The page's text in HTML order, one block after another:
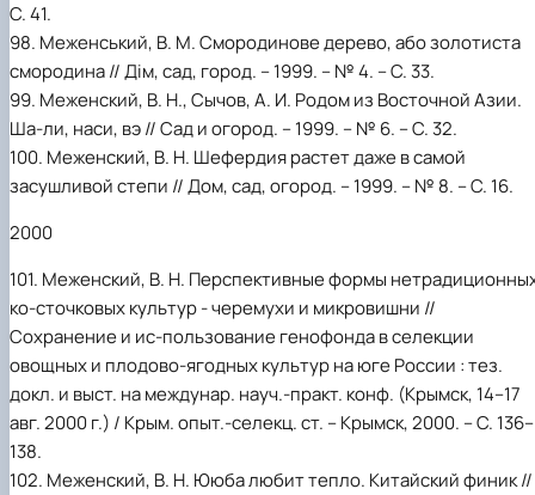
С. 41.
98. Меженський, В. М. Смородинове дерево, або золотиста
смородина // Дім, сад, город. – 1999. – № 4. – С. 33.
99. Меженский, В. Н., Сычов, А. И. Родом из Восточной Азии.
Ша-ли, наси, вэ // Сад и огород. – 1999. – № 6. – С. 32.
100. Меженский, В. Н. Шефердия растет даже в самой
засушливой степи // Дом, сад, огород. – 1999. – № 8. – С. 16.
2000
101. Меженский, В. Н. Перспективные формы
ко-сточковых культур - черемухи и микровишни //
Сохранение и ис-пользование генофонда в селекции
овощных и плодово-ягодных культур на юге России : тез.
докл. и выст. на междунар. науч.-практ. конф. (Крымск, 14–17
авг. 2000 г.) / Крым. опыт.-селекц. ст. – Крымск, 2000. – С. 136–
138.
102. Меженский, В. Н. Ююба любит тепло. Китайский финик //